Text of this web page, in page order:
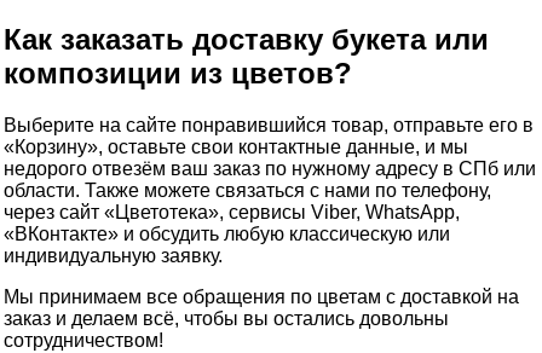
Как заказать доставку букета или
композиции из цветов?
Выберите на сайте понравившийся товар, отправьте его в
«Корзину», оставьте свои контактные данные, и мы
недорого отвезём ваш заказ по нужному адресу в СПб или
области. Также можете связаться с нами по телефону,
через сайт «Цветотека», сервисы Viber, WhatsApp,
«ВКонтакте» и обсудить любую классическую или
индивидуальную заявку.
Мы принимаем все обращения по цветам с доставкой на
заказ и делаем всё, чтобы вы остались довольны
сотрудничеством!